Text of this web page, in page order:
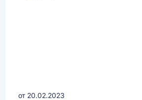
от 20.02.2023